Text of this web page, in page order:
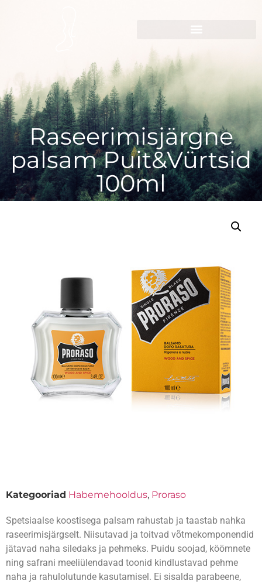
Raseerimisjärgne
palsam Puit&Vürtsid
100ml
Kategooriad Habemehooldus, Proraso
Spetsiaalse koostisega palsam rahustab ja taastab nahka
raseerimisjärgselt. Niisutavad ja toitvad võtmekomponendid
jätavad naha siledaks ja pehmeks. Puidu soojad, köömnete
ning safrani meeliülendavad toonid kindlustavad pehme
naha ja rahulolutunde kasutamisel. Ei sisalda parabeene,